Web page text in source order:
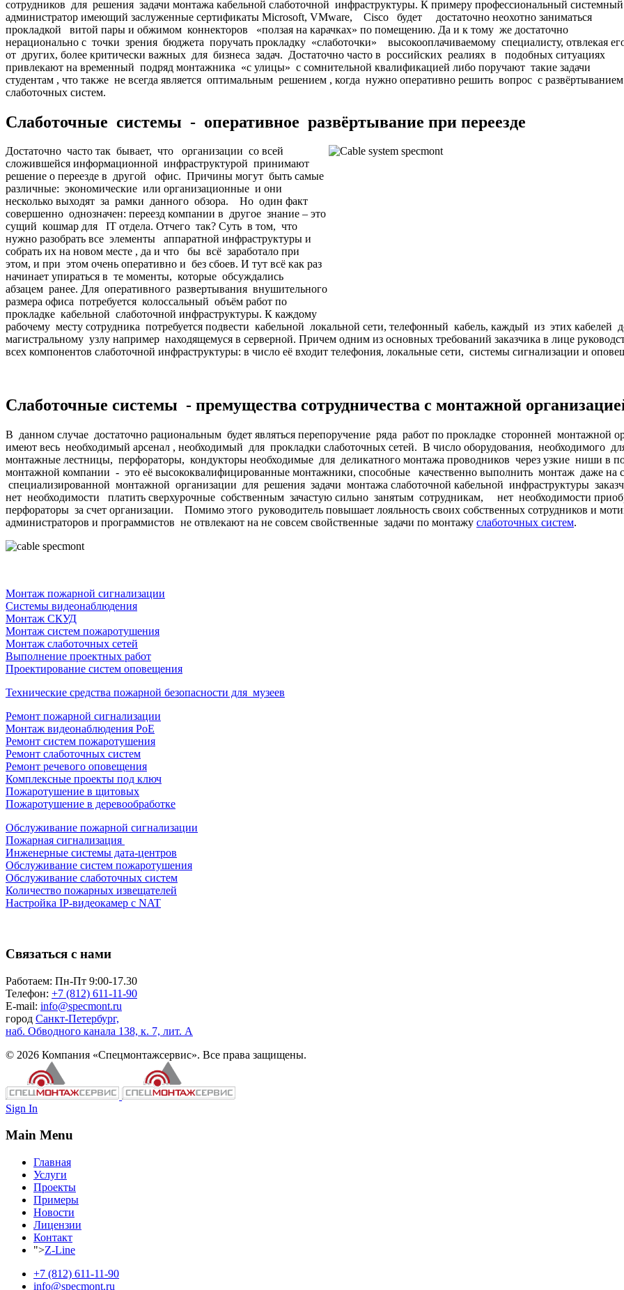
сотрудников для решения задачи монтажа кабельной слаботочной инфраструктуры. К примеру профессиональный системный
администратор имеющий заслуженные сертификаты Microsoft, VMware, Cisco будет достаточно неохотно заниматься
прокладкой витой пары и обжимом коннекторов «ползая на карачках» по помещению. Да и к тому же достаточно
нерационально с точки зрения бюджета поручать прокладку «слаботочки» высокооплачиваемому специалисту, отвлекая
от других, более критически важных для бизнеса задач. Достаточно часто в российских реалиях в подобных ситуациях
привлекают на временный подряд монтажника «с улицы» с сомнительной квалификацией либо поручают такие задачи
студентам , что также не всегда является оптимальным решением , когда нужно оперативно решить вопрос с развёртыванием
слаботочных систем.
Слаботочные системы - оперативное развёртывание при переезде
Достаточно часто так бывает, что организации со всей
сложившейся информационной инфраструктурой принимают
решение о переезде в другой офис. Причины могут быть самые
различные: экономические или организационные и они
несколько выходят за рамки данного обзора. Но один факт
совершенно однозначен: переезд компании в другое знание – это
сущий кошмар для IT отдела. Отчего так? Суть в том, что
нужно разобрать все элементы аппаратной инфраструктуры и
собрать их на новом месте , да и что бы всё заработало при
этом, и при этом очень оперативно и без сбоев. И тут всё как раз
начинает упираться в те моменты, которые обсуждались
абзацем ранее. Для оперативного развертывания внушительного
размера офиса потребуется колоссальный объём работ по
прокладке кабельной слаботочной инфраструктуры. К каждому
рабочему месту сотрудника потребуется подвести кабельной локальной сети, телефонный кабель, каждый из этих
магистральному узлу например находящемуся в серверной. Причем одним из основных требований заказчика в лице
всех компонентов слаботочной инфраструктуры: в число её входит телефония, локальные сети, системы сигнализации и
Слаботочные системы - премущества сотрудничества с монтажной
В данном случае достаточно рациональным будет являться перепоручение ряда работ по прокладке сторонней
имеют весь необходимый арсенал , необходимый для прокладки слаботочных сетей. В число оборудования, необходимого
монтажные лестницы, перфораторы, кондукторы необходимые для деликатного монтажа проводников через узкие ниши
монтажной компании - это её высококвалифицированные монтажники, способные качественно выполнить монтаж даже
специализированной монтажной организации для решения задачи монтажа слаботочной кабельной инфраструктуры
нет необходимости платить сверхурочные собственным зачастую сильно занятым сотрудникам, нет необходимости
перфораторы за счет организации. Помимо этого руководитель повышает лояльность своих собственных сотрудников и
администраторов и программистов не отвлекают на не совсем свойственные задачи по монтажу слаботочных систем.
Монтаж пожарной сигнализации
Системы видеонаблюдения
Монтаж СКУД
Монтаж систем пожаротушения
Монтаж слаботочных сетей
Выполнение проектных работ
Проектирование систем оповещения
Технические средства пожарной безопасности для музеев
Ремонт пожарной сигнализации
Монтаж видеонаблюдения PoE
Ремонт систем пожаротушения
Ремонт слаботочных систем
Ремонт речевого оповещения
Комплексные проекты под ключ
Пожаротушение в щитовых
Пожаротушение в деревообработке
Обслуживание пожарной сигнализации
Пожарная сигнализация
Инженерные системы дата-центров
Обслуживание систем пожаротушения
Обслуживание слаботочных систем
Количество пожарных извещателей
Настройка IP-видеокамер с NAT
Связаться с нами
Работаем: Пн-Пт 9:00-17.30
Телефон: +7 (812) 611-11-90
E-mail: info@specmont.ru
город Санкт-Петербург,
наб. Обводного канала 138, к. 7, лит. А
© 2026 Компания «Спецмонтажсервис». Все права защищены.
Sign In
Main Menu
Главная
Услуги
Проекты
Примеры
Новости
Лицензии
Контакт
">Z-Line
+7 (812) 611-11-90
info@specmont.ru